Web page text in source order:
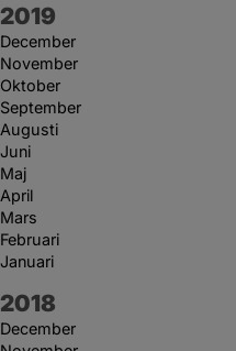
År:
2019
December
November
Oktober
September
Augusti
Juni
Maj
April
Mars
Februari
Januari
År:
2018
December